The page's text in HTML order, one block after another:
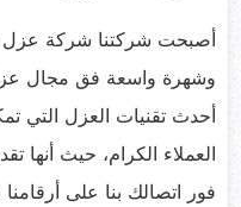
أصبحت شركتنا شركة عزل
وشهرة واسعة فق مجال
أحدث تقنيات العزل التي
العملاء الكرام، حيث أنها
فور اتصالك بنا على